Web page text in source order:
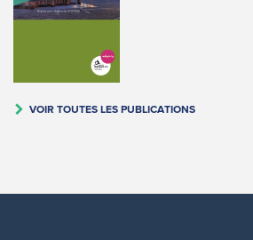
VOIR TOUTES LES PUBLICATIONS